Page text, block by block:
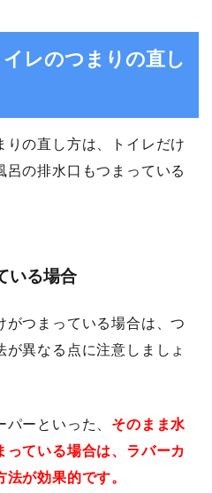
レのつまりの直し
りの直し方は、トイレだけ
呂の排水口もつまっている
いる場合
がつまっている場合は、つ
が異なる点に注意しましょ
ーといった、 そのまま水
っている場合は、ラバーカ
が効果的です。